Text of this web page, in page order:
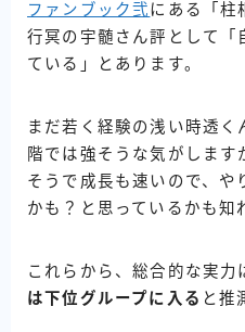
ファンブック弐にある「柱
行冥の宇髄さん評として「
ている」とあります。
まだ若く経験の浅い時透
階では強そうな気がしま
そうで成長も速いので、や
かも？と思っているかも知
これらから、総合的な実力
は下位グループに入る と推